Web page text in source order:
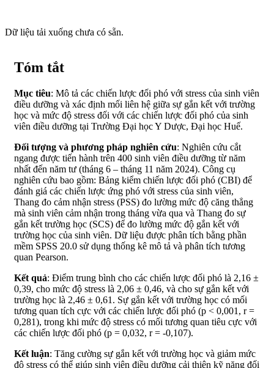
Dữ liệu tải xuống chưa có sẵn.
Tóm tắt
Mục tiêu: Mô tả các chiến lược đối phó với stress của sinh viên
điều dưỡng và xác định mối liên hệ giữa sự gắn kết với trường
học và mức độ stress đối với các chiến lược đối phó của sinh
viên điều dưỡng tại Trường Đại học Y Dược, Đại học Huế.
Đối tượng và phương pháp nghiên cứu: Nghiên cứu cắt
ngang được tiến hành trên 400 sinh viên điều dưỡng từ năm
nhất đến năm tư (tháng 6 – tháng 11 năm 2024). Công cụ
nghiên cứu bao gồm: Bảng kiểm chiến lược đối phó (CBI) để
đánh giá các chiến lược ứng phó với stress của sinh viên,
Thang đo cảm nhận stress (PSS) đo lường mức độ căng thẳng
mà sinh viên cảm nhận trong tháng vừa qua và Thang đo sự
gắn kết trường học (SCS) để đo lường mức độ gắn kết với
trường học của sinh viên. Dữ liệu được phân tích bằng phần
mềm SPSS 20.0 sử dụng thống kê mô tả và phân tích tương
quan Pearson.
Kết quả: Điểm trung bình cho các chiến lược đối phó là 2,16 ±
0,39, cho mức độ stress là 2,06 ± 0,46, và cho sự gắn kết với
trường học là 2,46 ± 0,61. Sự gắn kết với trường học có mối
tương quan tích cực với các chiến lược đối phó (p < 0,001, r =
0,281), trong khi mức độ stress có mối tương quan tiêu cực với
các chiến lược đối phó (p = 0,032, r = -0,107).
Kết luận: Tăng cường sự gắn kết với trường học và giảm mức
độ stress có thể giúp sinh viên điều dưỡng cải thiện kỹ năng đối